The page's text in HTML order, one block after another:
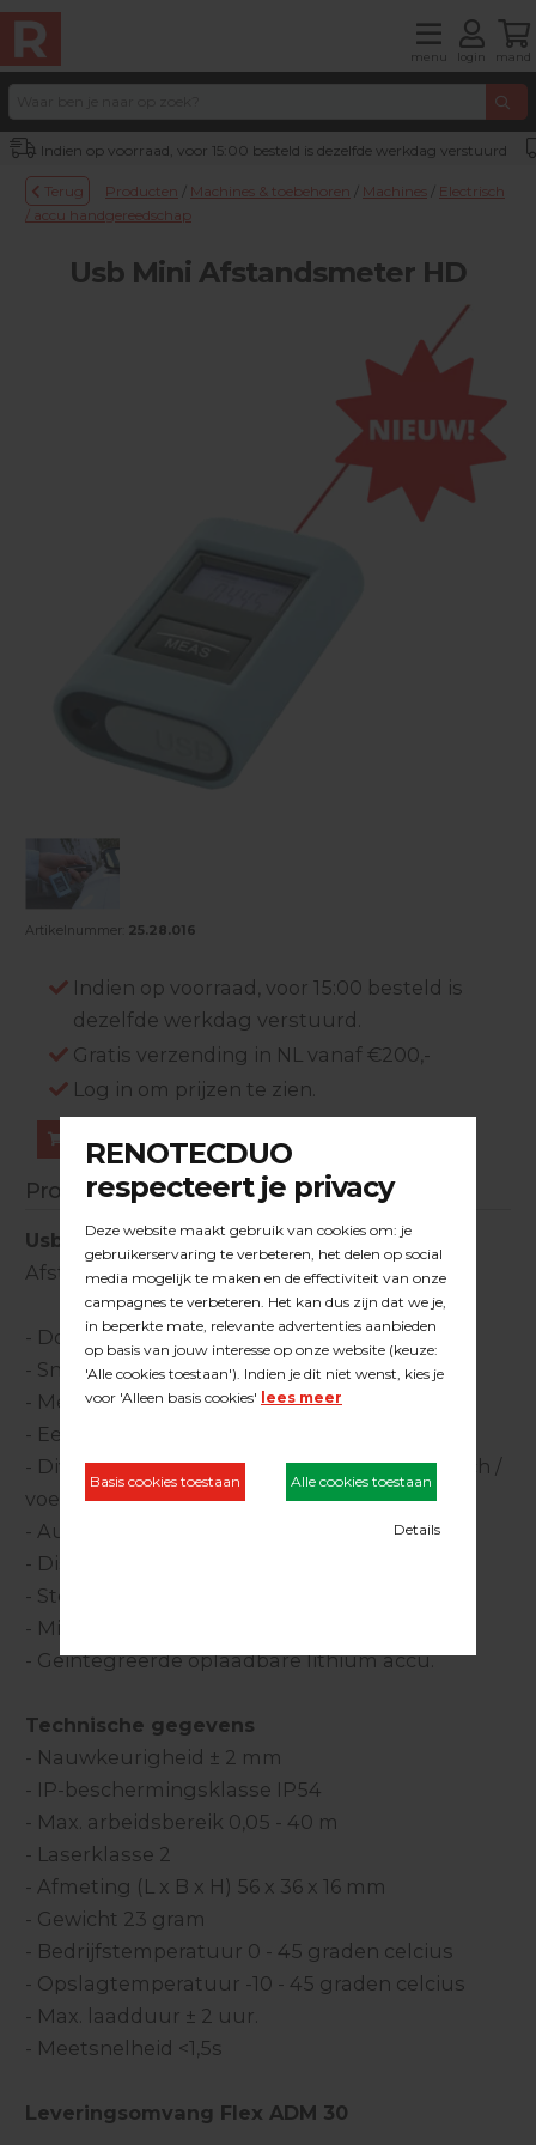
menu login mand
Indien op voorraad, voor 15:00 besteld is dezelfde werkdag verstuurd
Terug Producten / Machines & toebehoren / Machines / Electrisch
/ accu handgereedschap
Usb Mini Afstandsmeter HD
Artikelnummer: 25.28.016
Indien op voorraad, voor 15:00 besteld is
dezelfde werkdag verstuurd.
Gratis verzending in NL vanaf €200,-
Log in om prijzen te zien.
Bestellen
Productinformatie
Usb Mini Afstandsmeter HD
Afstandsbereik 0,05 - 40 meter
- Door het kleine formaat past hij in elke zak
- Snelle berekening van lengte afmetingen.
- Meetnauwkeurigheid 2 mm
- Eenvoudige 1 knops bediening
- Divers instelbare meeteenheden: meter / inch /
voet
- Automatische uitschakeling
- Display met verlichting
- Stofbestendige behuizing
- Mini -USB aansluiting om op te laden.
- Geintegreerde oplaadbare lithium accu.
Technische gegevens
- Nauwkeurigheid ± 2 mm
- IP-beschermingsklasse IP54
- Max. arbeidsbereik 0,05 - 40 m
- Laserklasse 2
- Afmeting (L x B x H) 56 x 36 x 16 mm
- Gewicht 23 gram
- Bedrijfstemperatuur 0 - 45 graden celcius
- Opslagtemperatuur -10 - 45 graden celcius
- Max. laadduur ± 2 uur.
- Meetsnelheid <1,5s
Leveringsomvang Flex ADM 30